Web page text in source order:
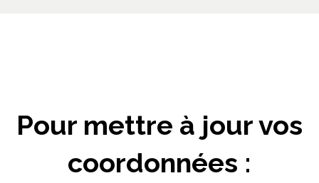
Pour mettre à jour vos
coordonnées :